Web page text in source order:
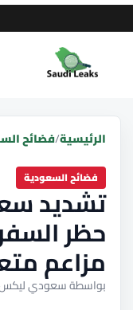
الرئيسية/فضائح
فضائح السعودية
تشديد
حظر
مزاعم
بواسطة سعودي